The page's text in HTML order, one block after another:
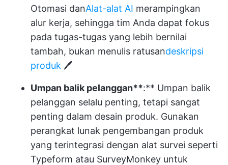
Otomasi danAlat-alat AI merampingkan
alur kerja, sehingga tim Anda dapat fokus
pada tugas-tugas yang lebih bernilai
tambah, bukan menulis ratusandeskripsi
produk 🖊️
Umpan balik pelanggan**:** Umpan balik
pelanggan selalu penting, tetapi sangat
penting dalam desain produk. Gunakan
perangkat lunak pengembangan produk
yang terintegrasi dengan alat survei seperti
Typeform atau SurveyMonkey untuk